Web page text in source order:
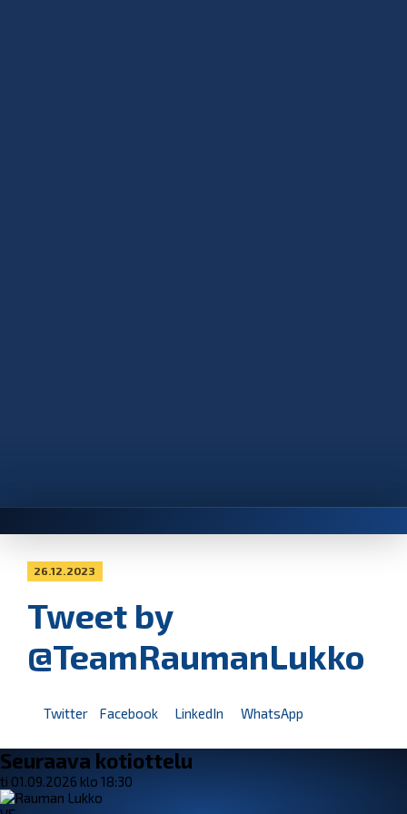
26.12.2023
Tweet by
@TeamRaumanLukko
Twitter Facebook LinkedIn WhatsApp
Seuraava kotiottelu
ti 01.09.2026 klo 18:30